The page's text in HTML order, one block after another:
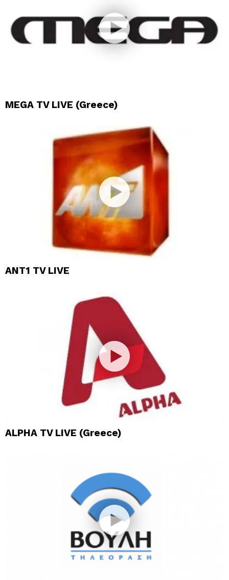
MEGA TV LIVE (Greece)
ANT1 TV LIVE
ALPHA TV LIVE (Greece)